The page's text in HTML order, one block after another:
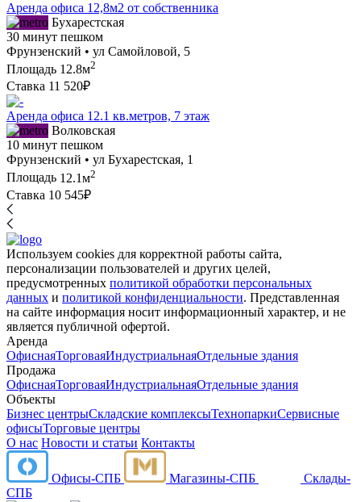
Аренда офиса 12,8м2 от собственника
Бухарестская
30 минут пешком
Фрунзенский • ул Самойловой, 5
Площадь 12.8м2
Ставка 11 520₽
Аренда офиса 12.1 кв.метров, 7 этаж
Волковская
10 минут пешком
Фрунзенский • ул Бухарестская, 1
Площадь 12.1м2
Ставка 10 545₽
Используем cookies для корректной работы сайта,
персонализации пользователей и других целей,
предусмотренных политикой обработки персональных
данных и политикой конфиденциальности. Представленная
на сайте информация носит информационный характер, и не
является публичной офертой.
Аренда
ОфиснаяТорговаяИндустриальнаяОтдельные здания
Продажа
ОфиснаяТорговаяИндустриальнаяОтдельные здания
Объекты
Бизнес центрыСкладские комплексыТехнопаркиСервисные
офисыТорговые центры
О нас Новости и статьи Контакты
Офисы-СПБ Магазины-СПБ
Склады-
СПБ